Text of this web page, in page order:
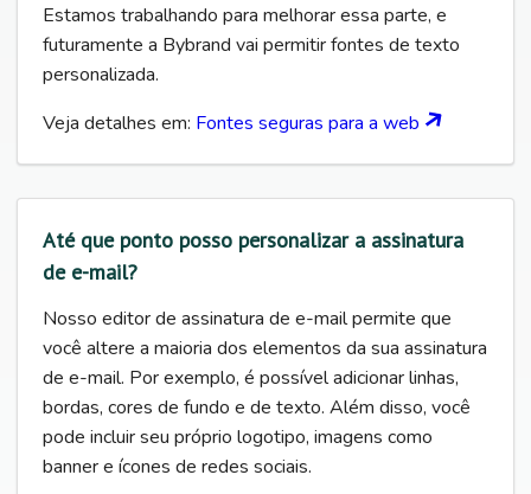
Estamos trabalhando para melhorar essa parte, e
futuramente a Bybrand vai permitir fontes de texto
personalizada.
Veja detalhes em: Fontes seguras para a web
Até que ponto posso personalizar a assinatura
de e-mail?
Nosso editor de assinatura de e-mail permite que
você altere a maioria dos elementos da sua assinatura
de e-mail. Por exemplo, é possível adicionar linhas,
bordas, cores de fundo e de texto. Além disso, você
pode incluir seu próprio logotipo, imagens como
banner e ícones de redes sociais.